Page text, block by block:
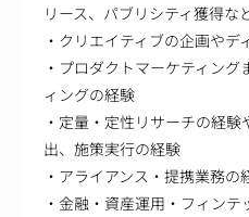
リース、パブリシティ獲得など
・クリエイティブの企画やデ
・プロダクトマーケティン
ィングの経験
・定量・定性リサーチの経
出、施策実行の経験
・アライアンス・提携業務の
・金融・資産運用・フィン